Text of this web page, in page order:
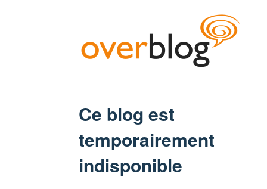
Ce blog est
temporairement
indisponible